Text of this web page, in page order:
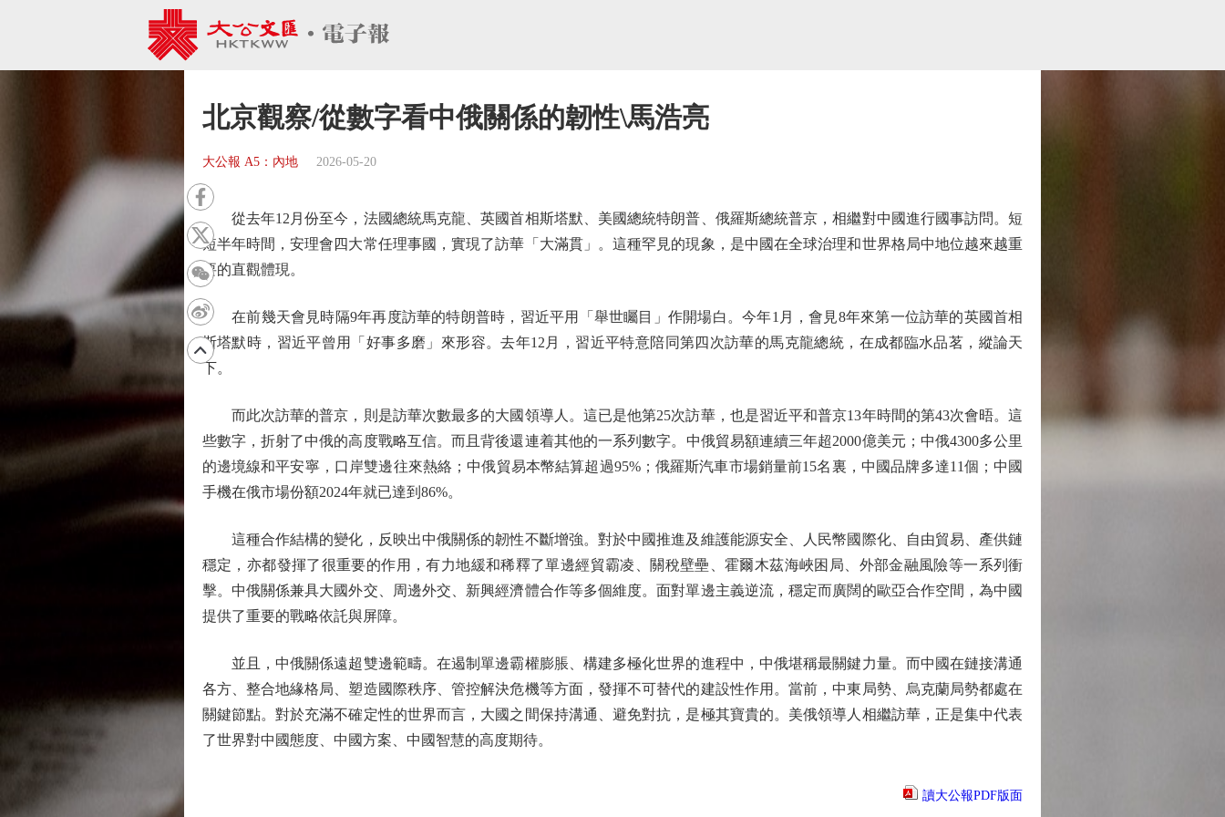
北京觀察/從數字看中俄關係的韌性\馬浩亮
大公報 A5：內地 2026-05-20
從去年12月份至今，法國總統馬克龍、英國首相斯塔默、美國總統特朗普、俄羅斯總統普京，相繼對中國進行國事訪問。短
短半年時間，安理會四大常任理事國，實現了訪華「大滿貫」。這種罕見的現象，是中國在全球治理和世界格局中地位越來越重
要的直觀體現。
在前幾天會見時隔9年再度訪華的特朗普時，習近平用「舉世矚目」作開場白。今年1月，會見8年來第一位訪華的英國首相
斯塔默時，習近平曾用「好事多磨」來形容。去年12月，習近平特意陪同第四次訪華的馬克龍總統，在成都臨水品茗，縱論天
下。
而此次訪華的普京，則是訪華次數最多的大國領導人。這已是他第25次訪華，也是習近平和普京13年時間的第43次會晤。這
些數字，折射了中俄的高度戰略互信。而且背後還連着其他的一系列數字。中俄貿易額連續三年超2000億美元；中俄4300多公里
的邊境線和平安寧，口岸雙邊往來熱絡；中俄貿易本幣結算超過95%；俄羅斯汽車市場銷量前15名裏，中國品牌多達11個；中國
手機在俄市場份額2024年就已達到86%。
這種合作結構的變化，反映出中俄關係的韌性不斷增強。對於中國推進及維護能源安全、人民幣國際化、自由貿易、產供鏈
穩定，亦都發揮了很重要的作用，有力地緩和稀釋了單邊經貿霸凌、關稅壁壘、霍爾木茲海峽困局、外部金融風險等一系列衝
擊。中俄關係兼具大國外交、周邊外交、新興經濟體合作等多個維度。面對單邊主義逆流，穩定而廣闊的歐亞合作空間，為中國
提供了重要的戰略依託與屏障。
並且，中俄關係遠超雙邊範疇。在遏制單邊霸權膨脹、構建多極化世界的進程中，中俄堪稱最關鍵力量。而中國在鏈接溝通
各方、整合地緣格局、塑造國際秩序、管控解決危機等方面，發揮不可替代的建設性作用。當前，中東局勢、烏克蘭局勢都處在
關鍵節點。對於充滿不確定性的世界而言，大國之間保持溝通、避免對抗，是極其寶貴的。美俄領導人相繼訪華，正是集中代表
了世界對中國態度、中國方案、中國智慧的高度期待。
讀大公報PDF版面